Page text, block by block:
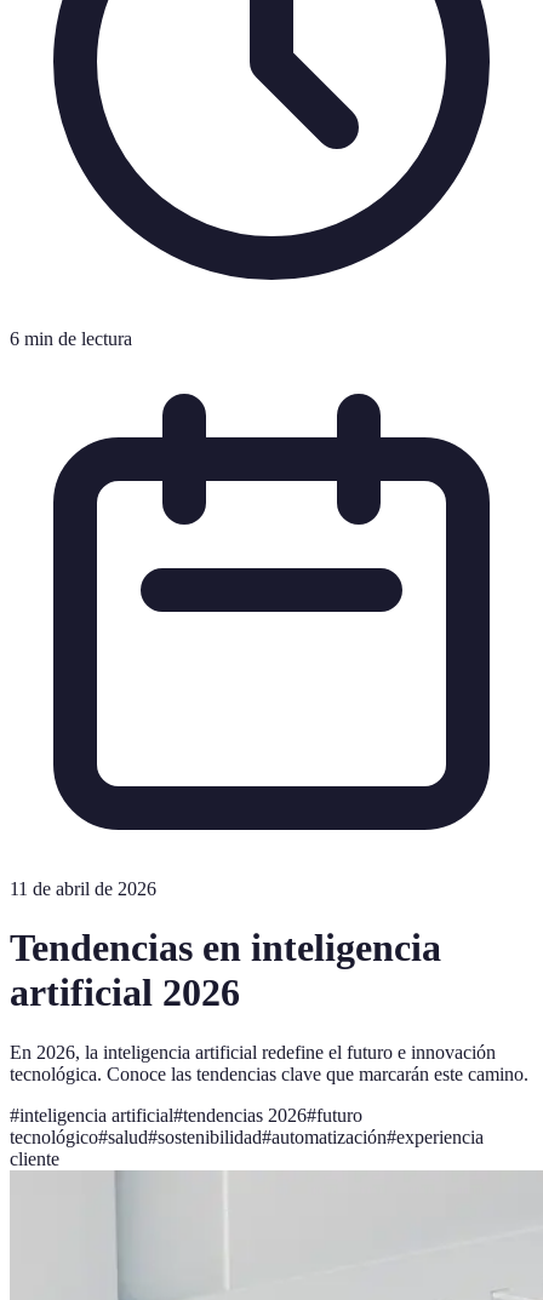
6 min de lectura
11 de abril de 2026
Tendencias en inteligencia
artificial 2026
En 2026, la inteligencia artificial redefine el futuro e innovación
tecnológica. Conoce las tendencias clave que marcarán este camino.
#inteligencia artificial#tendencias 2026#futuro
tecnológico#salud#sostenibilidad#automatización#experiencia
cliente